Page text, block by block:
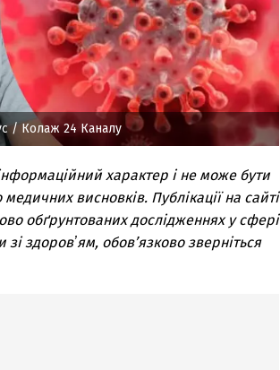
/ Колаж 24 Каналу
характер і не може бути
висновків. Публікації на сайті
обґрунтованих дослідженнях у сфері
здоровʼям, обов’язково зверніться